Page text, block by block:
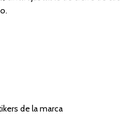
de la marca